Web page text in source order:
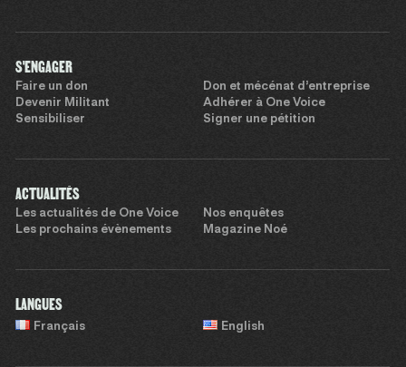
S'ENGAGER
Faire un don
Don et mécénat d’entreprise
Devenir Militant
Adhérer à One Voice
Sensibiliser
Signer une pétition
ACTUALITÉS
Les actualités de One Voice
Nos enquêtes
Les prochains évènements
Magazine Noé
LANGUES
Français English